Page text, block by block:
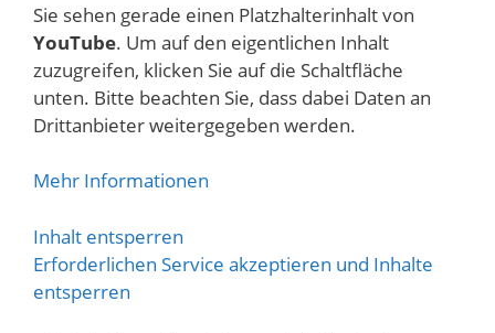
Sie sehen gerade einen Platzhalterinhalt von
YouTube. Um auf den eigentlichen Inhalt
zuzugreifen, klicken Sie auf die Schaltfläche
unten. Bitte beachten Sie, dass dabei Daten an
Drittanbieter weitergegeben werden.
Mehr Informationen
Inhalt entsperren
Erforderlichen Service akzeptieren und Inhalte
entsperren